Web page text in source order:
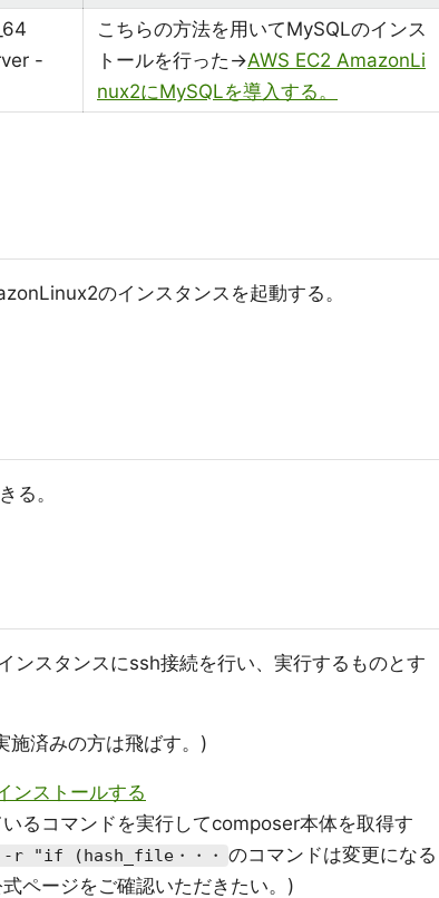
-
こちらの方法を用いてMySQLのインス
トールを行った→AWS EC2 AmazonLi
nux2にMySQLを導入する。
のインスタンスを起動する。
る。
ンスタンスにssh接続を行い、実行するものとす
施済みの方は飛ばす。)
ンストールする
るコマンドを実行してcomposer本体を取得す
-r "if (hash_file・・・ のコマンドは変更になる
ページをご確認いただきたい。)